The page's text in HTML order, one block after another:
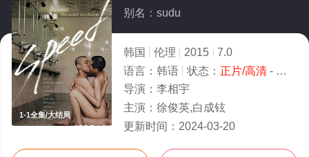
1-1全集/大结局
别名：sudu
韩国 伦理 2015
7.0
语言： 韩语 状态： 正片/高清- 免费在线观看
导演： 李相宇
主演： 徐俊英,白成铉
更新时间： 2024-03-20